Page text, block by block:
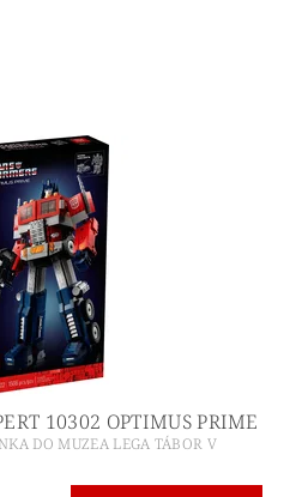
10302 OPTIMUS PRIME
DO MUZEA LEGA TÁBOR V